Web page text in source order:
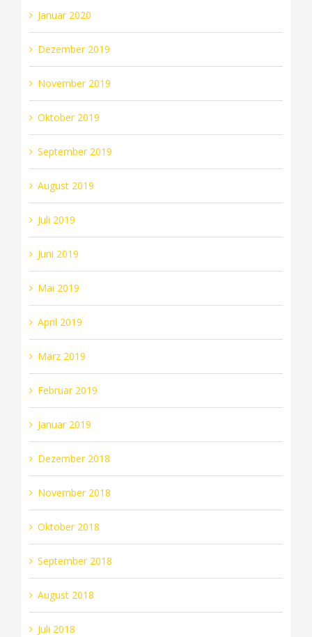
Januar 2020
Dezember 2019
November 2019
Oktober 2019
September 2019
August 2019
Juli 2019
Juni 2019
Mai 2019
April 2019
März 2019
Februar 2019
Januar 2019
Dezember 2018
November 2018
Oktober 2018
September 2018
August 2018
Juli 2018